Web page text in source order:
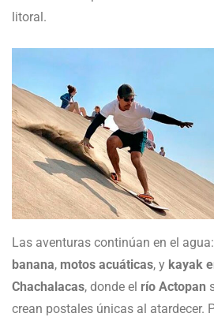
litoral.
Las aventuras continúan en el agua:
banana, motos acuáticas, y kayak
Chachalacas, donde el río Actopan
crean postales únicas al atardecer.